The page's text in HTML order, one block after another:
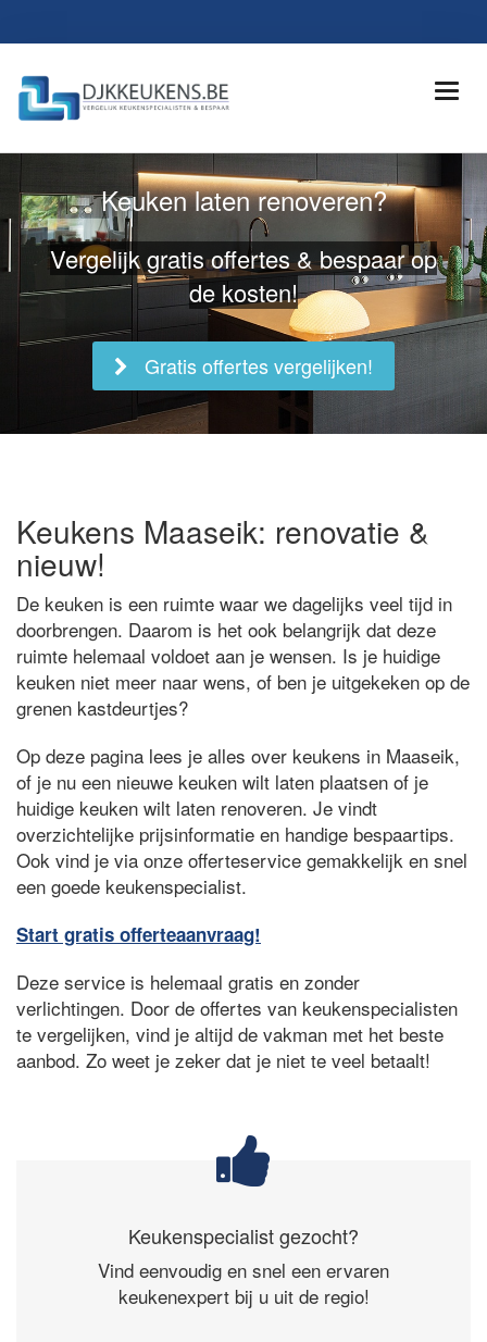
Keuken laten renoveren?
Vergelijk gratis offertes & bespaar op
de kosten!
Gratis offertes vergelijken!
Keukens Maaseik: renovatie &
nieuw!
De keuken is een ruimte waar we dagelijks veel tijd in
doorbrengen. Daarom is het ook belangrijk dat deze
ruimte helemaal voldoet aan je wensen. Is je huidige
keuken niet meer naar wens, of ben je uitgekeken op de
grenen kastdeurtjes?
Op deze pagina lees je alles over keukens in Maaseik,
of je nu een nieuwe keuken wilt laten plaatsen of je
huidige keuken wilt laten renoveren. Je vindt
overzichtelijke prijsinformatie en handige bespaartips.
Ook vind je via onze offerteservice gemakkelijk en snel
een goede keukenspecialist.
Start gratis offerteaanvraag!
Deze service is helemaal gratis en zonder
verlichtingen. Door de offertes van keukenspecialisten
te vergelijken, vind je altijd de vakman met het beste
aanbod. Zo weet je zeker dat je niet te veel betaalt!
Keukenspecialist gezocht?
Vind eenvoudig en snel een ervaren
keukenexpert bij u uit de regio!